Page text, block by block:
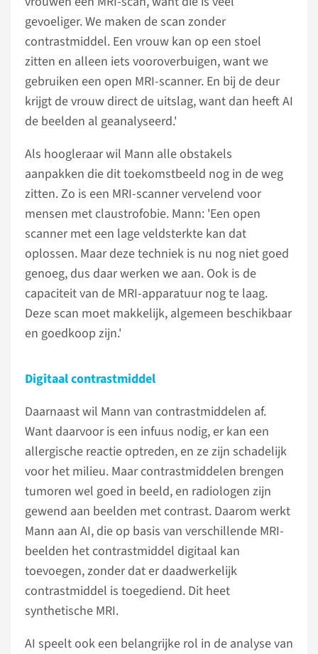
gevoeliger. We maken de scan zonder
contrastmiddel. Een vrouw kan op een stoel
zitten en alleen iets vooroverbuigen, want we
gebruiken een open MRI-scanner. En bij de deur
krijgt de vrouw direct de uitslag, want dan heeft AI
de beelden al geanalyseerd.'
Als hoogleraar wil Mann alle obstakels
aanpakken die dit toekomstbeeld nog in de weg
zitten. Zo is een MRI-scanner vervelend voor
mensen met claustrofobie. Mann: 'Een open
scanner met een lage veldsterkte kan dat
oplossen. Maar deze techniek is nu nog niet goed
genoeg, dus daar werken we aan. Ook is de
capaciteit van de MRI-apparatuur nog te laag.
Deze scan moet makkelijk, algemeen beschikbaar
en goedkoop zijn.'
Digitaal contrastmiddel
Daarnaast wil Mann van contrastmiddelen af.
Want daarvoor is een infuus nodig, er kan een
allergische reactie optreden, en ze zijn schadelijk
voor het milieu. Maar contrastmiddelen brengen
tumoren wel goed in beeld, en radiologen zijn
gewend aan beelden met contrast. Daarom werkt
Mann aan AI, die op basis van verschillende MRI-
beelden het contrastmiddel digitaal kan
toevoegen, zonder dat er daadwerkelijk
contrastmiddel is toegediend. Dit heet
synthetische MRI.
AI speelt ook een belangrijke rol in de analyse van